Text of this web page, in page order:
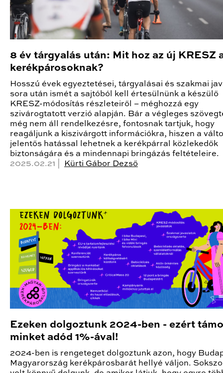
8 év tárgyalás után: Mit hoz az új KRESZ
kerékpárosoknak?
Hosszú évek egyeztetései, tárgyalásai és szakmai
sora után ismét a sajtóból kell értesülnünk a készülő
KRESZ-módosítás részleteiről – méghozzá egy
szivárogtatott verzió alapján. Bár a végleges
még nem áll rendelkezésre, fontosnak tartjuk, hogy
reagáljunk a kiszivárgott információkra, hiszen a
jelentős hatással lehetnek a kerékpárral közlekedők
biztonságára és a mindennapi bringázás feltételeire.
2025.02.21 |
Kürti Gábor Dezső
Ezeken dolgoztunk 2024-ben - ezért
minket adód 1%-ával!
2024-ben is rengeteget dolgoztunk azon, hogy
Magyarország kerékpárosbarát hellyé váljon.